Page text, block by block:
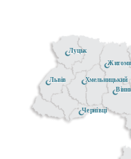
Чернівці
Хмельницький
Луцьк
Львів